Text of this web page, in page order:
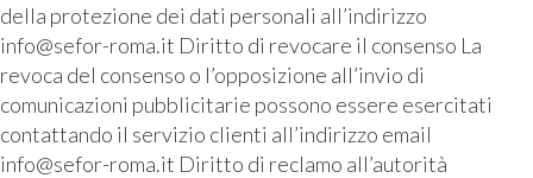
della protezione dei dati personali all’indirizzo
info@sefor-roma.it Diritto di revocare il consenso La
revoca del consenso o l’opposizione all’invio di
comunicazioni pubblicitarie possono essere esercitati
contattando il servizio clienti all’indirizzo email
info@sefor-roma.it Diritto di reclamo all’autorità